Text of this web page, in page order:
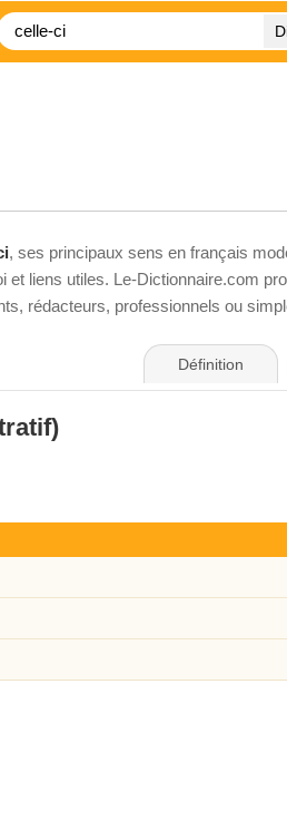
, ses principaux sens en français
liens utiles. Le-Dictionnaire.com
rédacteurs, professionnels ou
Définition